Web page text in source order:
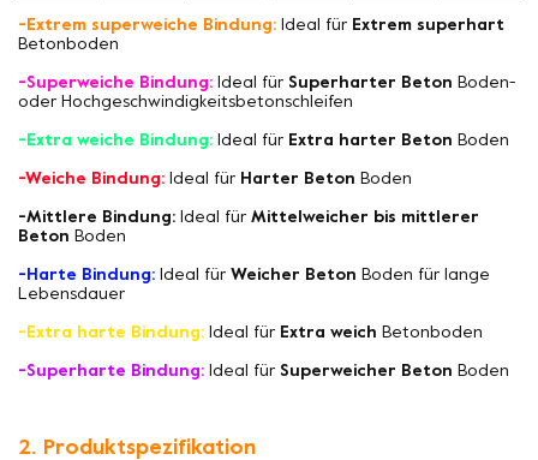
-Extrem superweiche Bindung: Ideal für Extrem superhart
Betonboden
-Superweiche Bindung: Ideal für Superharter Beton Boden-
oder Hochgeschwindigkeitsbetonschleifen
-Extra weiche Bindung: Ideal für Extra harter Beton Boden
-Weiche Bindung: Ideal für Harter Beton Boden
-Mittlere Bindung: Ideal für Mittelweicher bis mittlerer
Beton Boden
-Harte Bindung: Ideal für Weicher Beton Boden für lange
Lebensdauer
-Extra harte Bindung: Ideal für Extra weich Betonboden
-Superharte Bindung: Ideal für Superweicher Beton Boden
2. Produktspezifikation